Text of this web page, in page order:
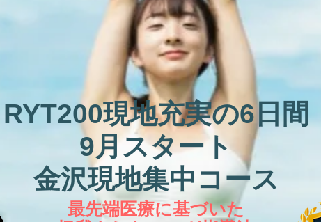
RYT200現地充実の6日間
9月スタート
​金沢現地集中コース
最先端医療に基づいた